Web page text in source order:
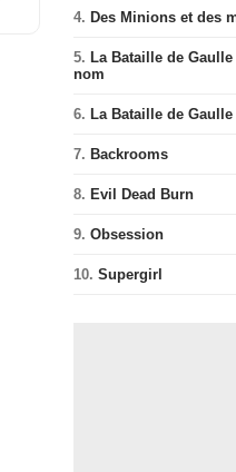
4. Des Minions et des
5. La Bataille de
nom
6. La Bataille de
7. Backrooms
8. Evil Dead Burn
9. Obsession
10. Supergirl